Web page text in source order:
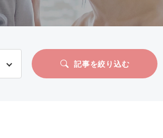
記事を絞り込む